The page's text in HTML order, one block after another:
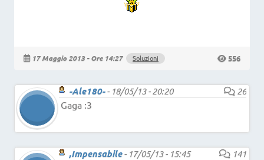
17 Maggio 2013 - Ore 14:27 Soluzioni 556
-Ale180-- 18/05/13 - 20:20
26
Gaga :3
,Impensabile- 17/05/13 - 15:45
141